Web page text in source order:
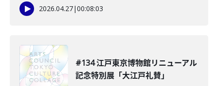
2026.04.27|00:08:03
#134 江戸東京博物館リニューアル
記念特別展「大江戸礼賛」